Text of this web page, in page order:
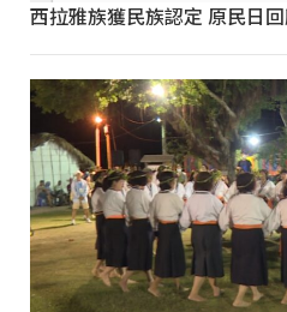
西拉雅族獲民族認定 原民日